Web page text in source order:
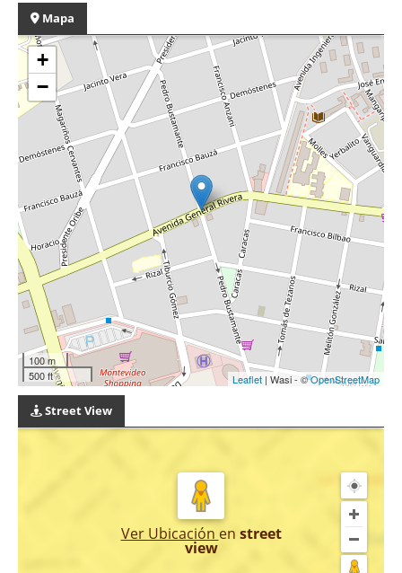
Mapa
+
−
100 m
500 ft
Leaflet | Wasi - ©OpenStreetMap
Street View
Ver Ubicación en street
view